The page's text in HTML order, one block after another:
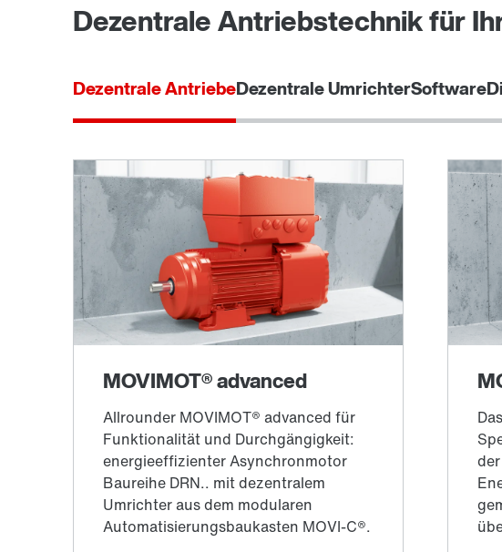
Dezentrale Antriebstechnik für
Dezentrale AntriebeDezentrale UmrichterSoftware